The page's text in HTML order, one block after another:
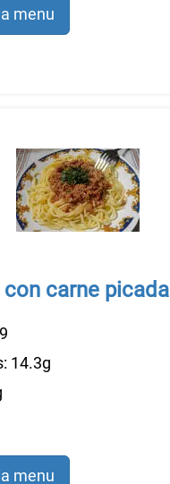
menu
con carne picada
14.3g
menu